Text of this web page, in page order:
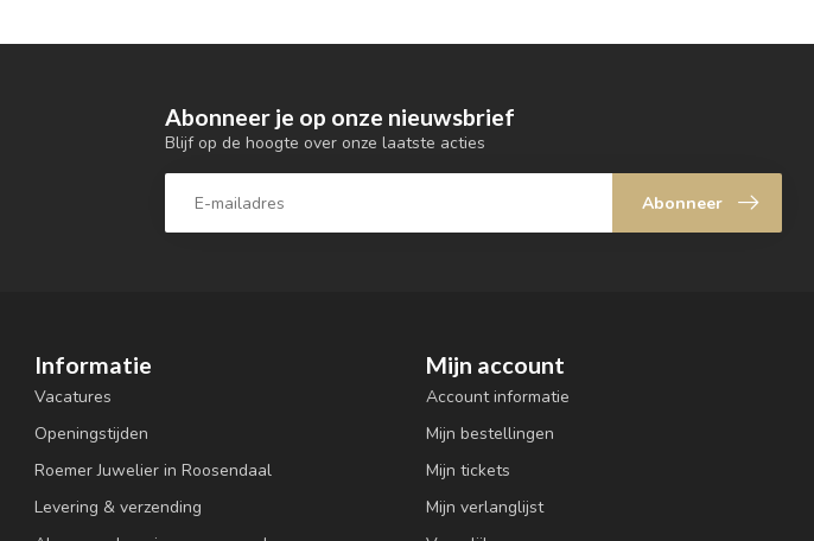
Abonneer je op onze nieuwsbrief
Blijf op de hoogte over onze laatste acties
Abonneer
Informatie
Vacatures
Openingstijden
Roemer Juwelier in Roosendaal
Levering & verzending
Mijn account
Account informatie
Mijn bestellingen
Mijn tickets
Mijn verlanglijst